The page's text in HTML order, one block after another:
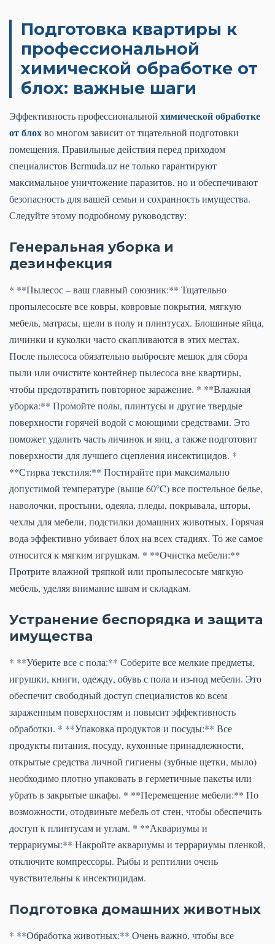
Подготовка квартиры к
профессиональной
химической обработке от
блох: важные шаги
Эффективность профессиональной химической обработке
от блохво многом зависит от тщательной подготовки
помещения. Правильные действия перед приходом
специалистов Bermuda.uz не только гарантируют
максимальное уничтожение паразитов, но и обеспечивают
безопасность для вашей семьи и сохранность имущества.
Следуйте этому подробному руководству:
Генеральная уборка и
дезинфекция
* **Пылесос – ваш главный союзник:** Тщательно
пропылесосьте все ковры, ковровые покрытия, мягкую
мебель, матрасы, щели в полу и плинтусах. Блошиные яйца,
личинки и куколки часто скапливаются в этих местах.
После пылесоса обязательно выбросьте мешок для сбора
пыли или очистите контейнер пылесоса вне квартиры,
чтобы предотвратить повторное заражение. * **Влажная
уборка:** Промойте полы, плинтусы и другие твердые
поверхности горячей водой с моющими средствами. Это
поможет удалить часть личинок и яиц, а также подготовит
поверхности для лучшего сцепления инсектицидов. *
**Стирка текстиля:** Постирайте при максимально
допустимой температуре (выше 60°C) все постельное белье,
наволочки, простыни, одеяла, пледы, покрывала, шторы,
чехлы для мебели, подстилки домашних животных. Горячая
вода эффективно убивает блох на всех стадиях. То же самое
относится к мягким игрушкам. * **Очистка мебели:**
Протрите влажной тряпкой или пропылесосьте мягкую
мебель, уделяя внимание швам и складкам.
Устранение беспорядка и защита
имущества
* **Уберите все с пола:** Соберите все мелкие предметы,
игрушки, книги, одежду, обувь с пола и из-под мебели. Это
обеспечит свободный доступ специалистов ко всем
зараженным поверхностям и повысит эффективность
обработки. * **Упаковка продуктов и посуды:** Все
продукты питания, посуду, кухонные принадлежности,
открытые средства личной гигиены (зубные щетки, мыло)
необходимо плотно упаковать в герметичные пакеты или
убрать в закрытые шкафы. * **Перемещение мебели:** По
возможности, отодвиньте мебель от стен, чтобы обеспечить
доступ к плинтусам и углам. * **Аквариумы и
террариумы:** Накройте аквариумы и террариумы пленкой,
отключите компрессоры. Рыбы и рептилии очень
чувствительны к инсектицидам.
Подготовка домашних животных
* **Обработка животных:** Очень важно, чтобы все